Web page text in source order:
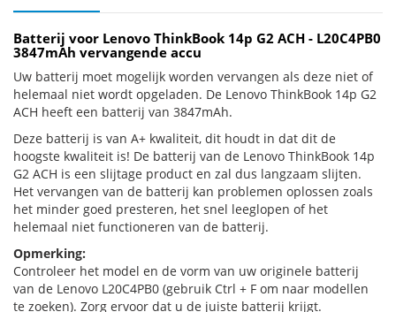
Batterij voor Lenovo ThinkBook 14p G2 ACH - L20C4PB0
3847mAh vervangende accu
Uw batterij moet mogelijk worden vervangen als deze niet of
helemaal niet wordt opgeladen. De Lenovo ThinkBook 14p G2
ACH heeft een batterij van 3847mAh.
Deze batterij is van A+ kwaliteit, dit houdt in dat dit de
hoogste kwaliteit is! De batterij van de Lenovo ThinkBook 14p
G2 ACH is een slijtage product en zal dus langzaam slijten.
Het vervangen van de batterij kan problemen oplossen zoals
het minder goed presteren, het snel leeglopen of het
helemaal niet functioneren van de batterij.
Opmerking:
Controleer het model en de vorm van uw originele batterij
van de Lenovo L20C4PB0 (gebruik Ctrl + F om naar modellen
te zoeken). Zorg ervoor dat u de juiste batterij krijgt.